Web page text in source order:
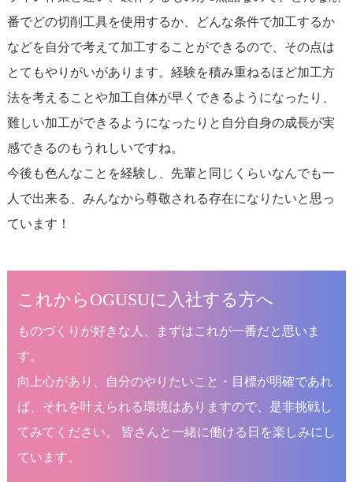
番でどの切削工具を使用するか、どんな条件で加工するか
などを自分で考えて加工することができるので、その点は
とてもやりがいがあります。経験を積み重ねるほど加工方
法を考えることや加工自体が早くできるようになったり、
難しい加工ができるようになったりと自分自身の成長が実
感できるのもうれしいですね。
今後も色んなことを経験し、先輩と同じくらいなんでも一
人で出来る、みんなから尊敬される存在になりたいと思っ
ています！
これからOGUSUに入社する方へ
ものづくりが好きな人、まずはこれが一番だと思いま
す。
向上心があり、自分のやりたいこと・目標が明確であれ
ば、それを叶えられる環境はありますので、是非挑戦し
てみてください。 皆さんと一緒に働ける日を楽しみにし
ています。